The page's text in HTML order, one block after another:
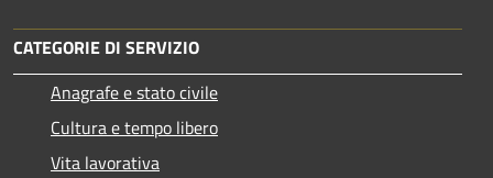
CATEGORIE DI SERVIZIO
Anagrafe e stato civile
Cultura e tempo libero
Vita lavorativa